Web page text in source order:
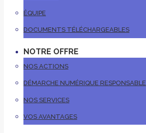
ÉQUIPE
DOCUMENTS TÉLÉCHARGEABLES
NOTRE OFFRE
NOS ACTIONS
DÉMARCHE NUMÉRIQUE RESPONSABLE
NOS SERVICES
VOS AVANTAGES